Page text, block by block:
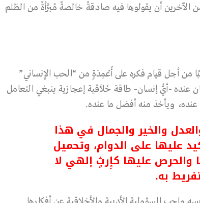
الآخرين أن يقولوها فيه صادقةً خالصةً مُبَرَّأةً من الظلم
من أجل قيام فكره على أَعْمِدَةٍ من “الحب الإنساني”
عنده -أيُّ إنسان- طاقة خَلاَّقية إعجازية ينبغي التعامل
ويأخذ منه أفضل ما عنده.
والخير والجمال في هذا
عليها على الدوام، وتحميل
والحرص عليها كإِرثٍ إلهي لا
به.